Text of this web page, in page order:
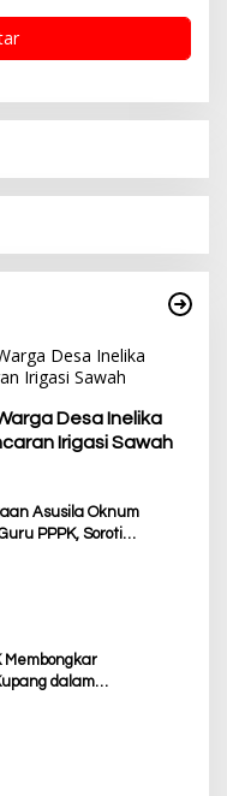
Desa Inelika
Irigasi Sawah
Asusila Oknum
PPPK, Soroti
Pemkab TTS
Membongkar
dalam